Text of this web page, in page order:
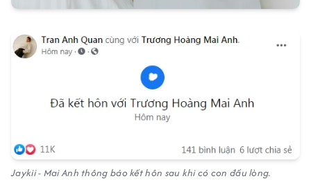
Jaykii - Mai Anh thông báo kết hôn sau khi có con đầu lòng.